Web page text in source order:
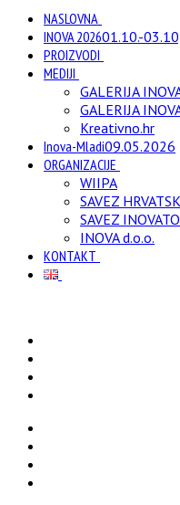
NASLOVNA
INOVA 202601.10.-
PROIZVODI
MEDIJI
GALERIJA
GALERIJA
Kreativno.hr
Inova-Mladi09.05.2026
ORGANIZACIJE
WIIPA
SAVEZ
SAVEZ
INOVA d.o.o.
KONTAKT